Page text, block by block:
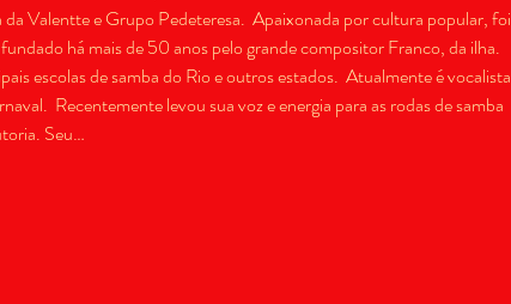
Valentte e Grupo Pedeteresa.  Apaixonada por cultura popular, foi
há mais de 50 anos pelo grande compositor Franco, da ilha.
escolas de samba do Rio e outros estados.  Atualmente é vocalista
Recentemente levou sua voz e energia para as rodas de samba
Seu…